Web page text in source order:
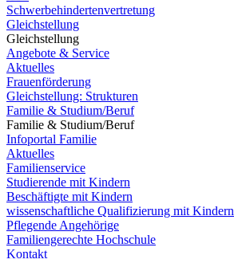
Schwerbehindertenvertretung
Gleichstellung
Gleichstellung
Angebote & Service
Aktuelles
Frauenförderung
Gleichstellung: Strukturen
Familie & Studium/Beruf
Familie & Studium/Beruf
Infoportal Familie
Aktuelles
Familienservice
Studierende mit Kindern
Beschäftigte mit Kindern
wissenschaftliche Qualifizierung mit Kindern
Pflegende Angehörige
Familiengerechte Hochschule
Kontakt